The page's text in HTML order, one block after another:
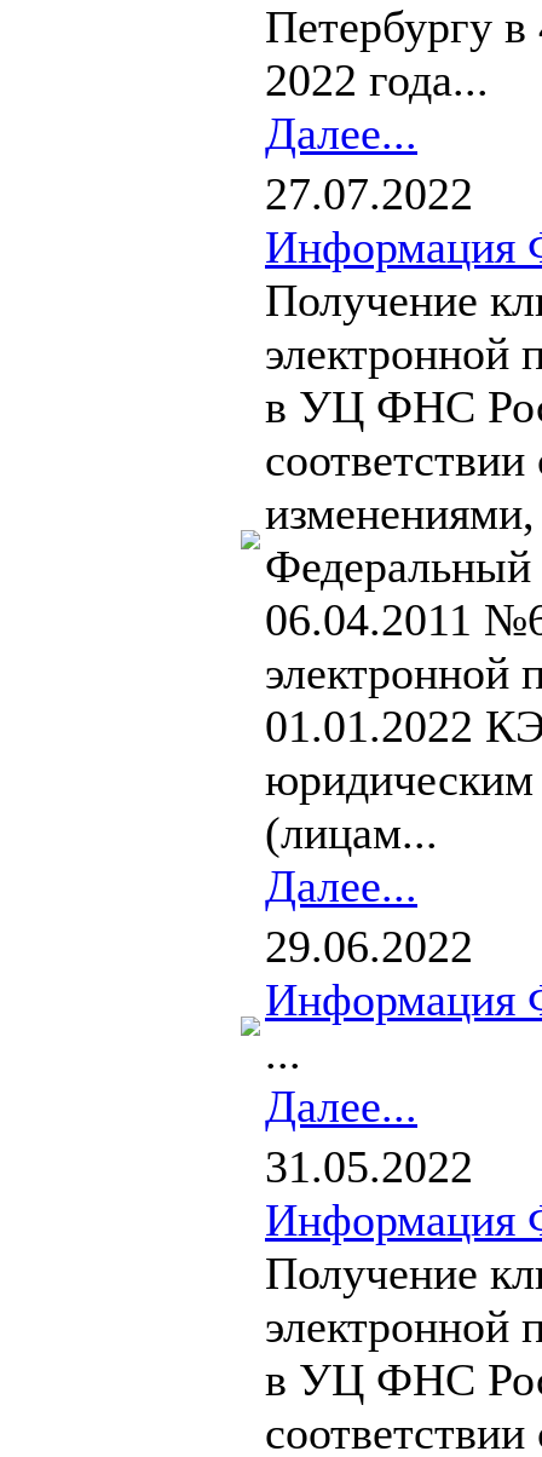
Петербургу в
2022 года...
Далее...
27.07.2022
Информация
Получение
в УЦ ФНС
соответствии
Федеральный
06.04.2011
электронной
01.01.2022
(лицам...
Далее...
29.06.2022
Информация
...
Далее...
31.05.2022
Информация
Получение
в УЦ ФНС
соответствии